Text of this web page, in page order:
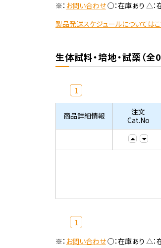
※： お問い合わせ○：在庫あり △：
製品発送スケジュールについてはこ
生体試料・培地・試薬（全0
1
商品詳細情報
注文
Cat.No
1
※： お問い合わせ○：在庫あり △：